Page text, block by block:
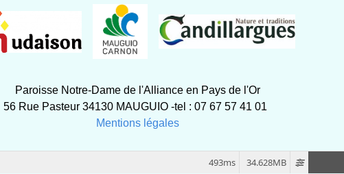
Paroisse Notre-Dame de l'Alliance en Pays de l'Or
56 Rue Pasteur 34130 MAUGUIO -tel : 07 67 57 41 01
Mentions légales
34.628MB
493ms